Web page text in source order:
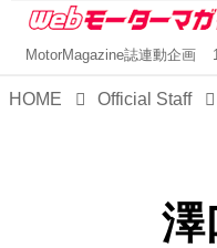
MotorMagazine誌連動企画
HOME Official Staff
澤